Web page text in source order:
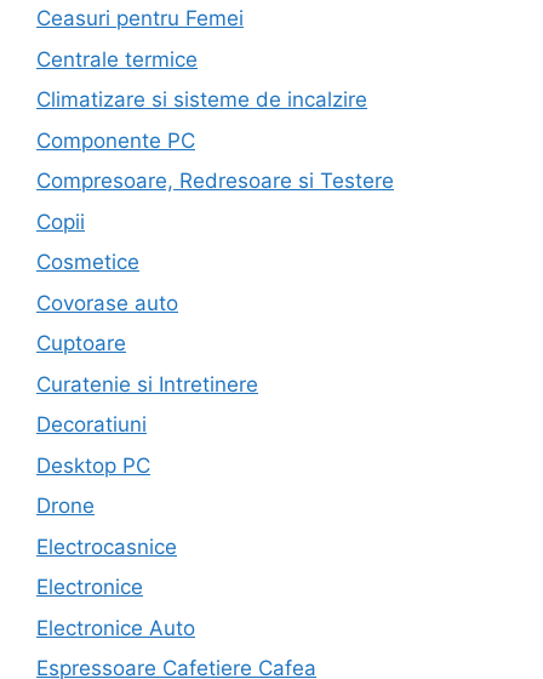
Ceasuri pentru Femei
Centrale termice
Climatizare si sisteme de incalzire
Componente PC
Compresoare, Redresoare si Testere
Copii
Cosmetice
Covorase auto
Cuptoare
Curatenie si Intretinere
Decoratiuni
Desktop PC
Drone
Electrocasnice
Electronice
Electronice Auto
Espressoare Cafetiere Cafea